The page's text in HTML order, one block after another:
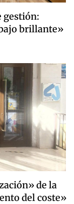
gestión:
brillante»
de la
del coste»